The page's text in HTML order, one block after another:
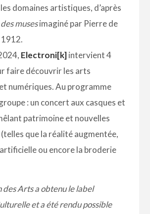
domaines artistiques, d’après
musesimaginé par Pierre de
Electroni[k]intervient 4
faire découvrir les arts
numériques. Au programme
: un concert aux casques et
patrimoine et nouvelles
que la réalité augmentée,
ou encore la broderie
des Arts a obtenu le label
et a été rendu possible